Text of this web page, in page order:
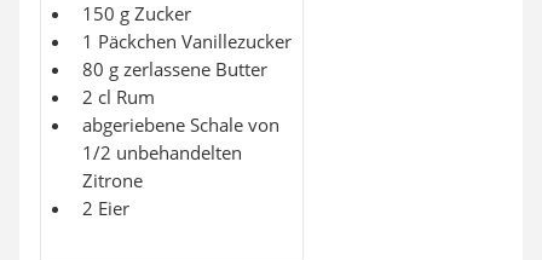
150 g Zucker
1 Päckchen Vanillezucker
80 g zerlassene Butter
2 cl Rum
abgeriebene Schale von
1/2 unbehandelten
Zitrone
2 Eier